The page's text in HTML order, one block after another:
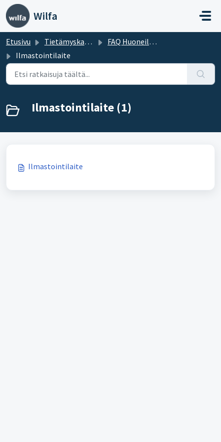
Siirry pääsisältöön
Wilfa
Etusivu Tietämyskanta
FAQ Huoneilma
Ilmastointilaite
Ilmastointilaite (1)
Ilmastointilaite